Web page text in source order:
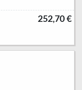
252,70 €